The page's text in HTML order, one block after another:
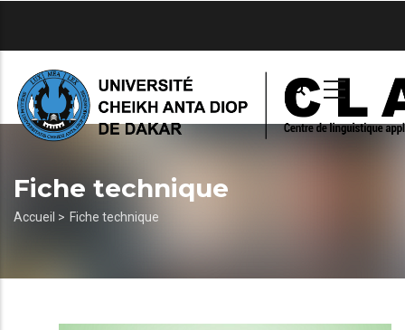
principal
Fiche technique
Fil
Accueil > Fiche technique